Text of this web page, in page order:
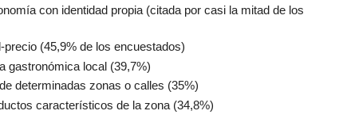
con identidad propia (citada por casi la mitad de los
precio (45,9% de los encuestados)
gastronómica local (39,7%)
determinadas zonas o calles (35%)
característicos de la zona (34,8%)